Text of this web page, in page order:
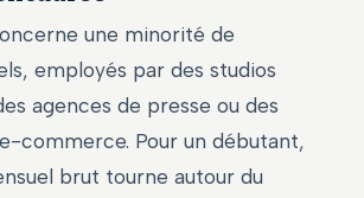
une minorité de
employés par des studios
agences de presse ou des
commerce. Pour un débutant,
brut tourne autour du